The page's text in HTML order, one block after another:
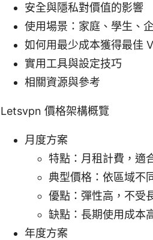
安全與隱私對價值的影響
使用場景：家庭、學生、
如何用最少成本獲得最佳
實用工具與設定技巧
相關資源與參考
Letsvpn 價格架構概覽
月度方案
特點：月租計費，適
典型價格：依區域不
優點：彈性高，不受
缺點：長期使用成本
年度方案